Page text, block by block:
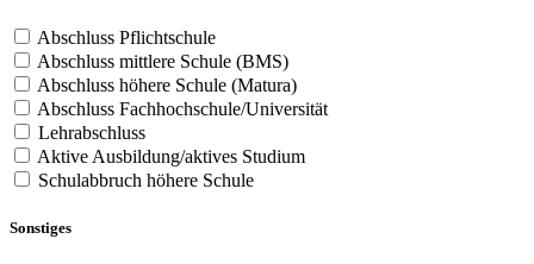
Abschluss Pflichtschule
Abschluss mittlere Schule (BMS)
Abschluss höhere Schule (Matura)
Abschluss Fachhochschule/Universität
Lehrabschluss
Aktive Ausbildung/aktives Studium
Schulabbruch höhere Schule
Sonstiges